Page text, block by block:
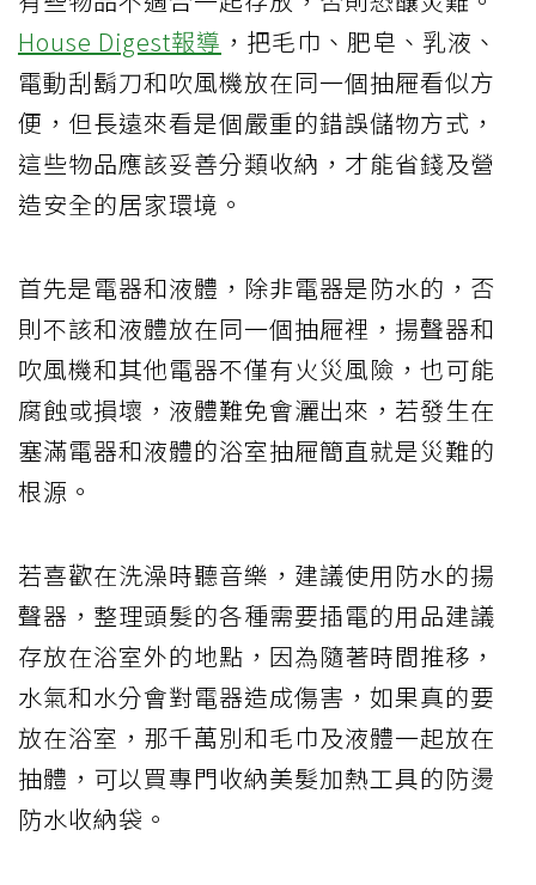
House Digest報導 ，把毛巾、肥皂、乳液、
電動刮鬍刀和吹風機放在同一個抽屜看似方
便，但長遠來看是個嚴重的錯誤儲物方式，
這些物品應該妥善分類收納，才能省錢及營
造安全的居家環境。
首先是電器和液體，除非電器是防水的，否
則不該和液體放在同一個抽屜裡，揚聲器和
吹風機和其他電器不僅有火災風險，也可能
腐蝕或損壞，液體難免會灑出來，若發生在
塞滿電器和液體的浴室抽屜簡直就是災難的
根源。
若喜歡在洗澡時聽音樂，建議使用防水的揚
聲器，整理頭髮的各種需要插電的用品建議
存放在浴室外的地點，因為隨著時間推移，
水氣和水分會對電器造成傷害，如果真的要
放在浴室，那千萬別和毛巾及液體一起放在
抽體，可以買專門收納美髮加熱工具的防燙
防水收納袋。